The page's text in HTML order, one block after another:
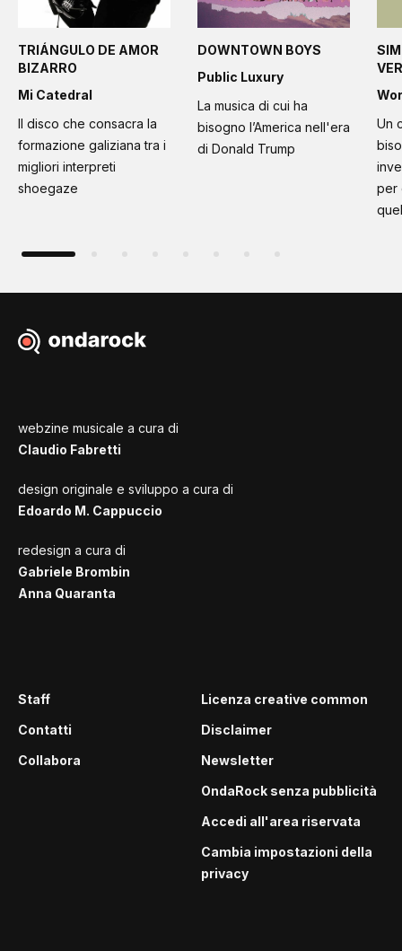
TRIÁNGULO DE AMOR
BIZARRO
Mi Catedral
Il disco che consacra la
formazione galiziana tra i
migliori interpreti
shoegaze
DOWNTOWN BOYS
Public Luxury
La musica di cui ha
bisogno l’America nell'era
di Donald Trump
Un
per
webzine musicale a cura di
Claudio Fabretti
design originale e sviluppo a cura di
Edoardo M. Cappuccio
redesign a cura di
Gabriele Brombin
Anna Quaranta
Staff
Contatti
Collabora
Licenza creative common
Disclaimer
Newsletter
OndaRock senza pubblicità
Accedi all'area riservata
Cambia impostazioni della
privacy